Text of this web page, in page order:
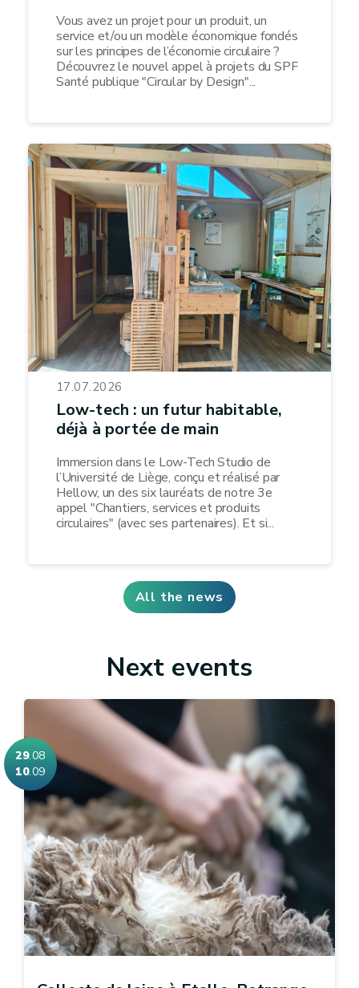
Vous avez un projet pour un produit, un
service et/ou un modèle économique fondés
sur les principes de l’économie circulaire ?
Découvrez le nouvel appel à projets du SPF
Santé publique "Circular by Design"...
17.07.2026
Low-tech : un futur habitable,
déjà à portée de main
Immersion dans le Low-Tech Studio de
l’Université de Liège, conçu et réalisé par
Hellow, un des six lauréats de notre 3e
appel "Chantiers, services et produits
circulaires" (avec ses partenaires). Et si...
All the news
Next events
29.08
10.09